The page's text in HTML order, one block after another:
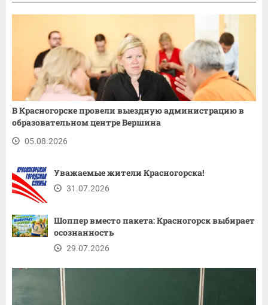
В Красногорске провели выездную администрацию в
образовательном центре Вершина
05.08.2026
Уважаемые жители Красногорска!
31.07.2026
Шоппер вместо пакета: Красногорск выбирает
осознанность
29.07.2026